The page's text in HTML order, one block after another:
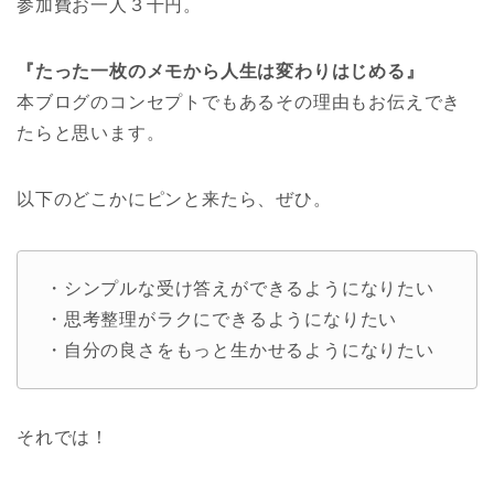
参加費お一人３千円。
『たった一枚のメモから人生は変わりはじめる』
本ブログのコンセプトでもあるその理由もお伝えでき
たらと思います。
以下のどこかにピンと来たら、ぜひ。
・シンプルな受け答えができるようになりたい
・思考整理がラクにできるようになりたい
・自分の良さをもっと生かせるようになりたい
それでは！